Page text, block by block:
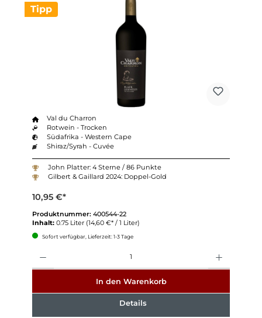
Tipp
Val du Charron
Rotwein - Trocken
Südafrika - Western Cape
Shiraz/Syrah - Cuvée
John Platter: 4 Sterne / 86 Punkte
Gilbert & Gaillard 2024: Doppel-Gold
10,95 €*
Produktnummer: 400544-22
Inhalt: 0.75 Liter (14,60 €* / 1 Liter)
Sofort verfügbar, Lieferzeit: 1-3 Tage
In den Warenkorb
Details